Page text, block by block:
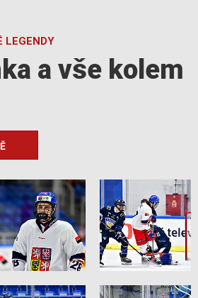
LEGENDY
a vše kolem